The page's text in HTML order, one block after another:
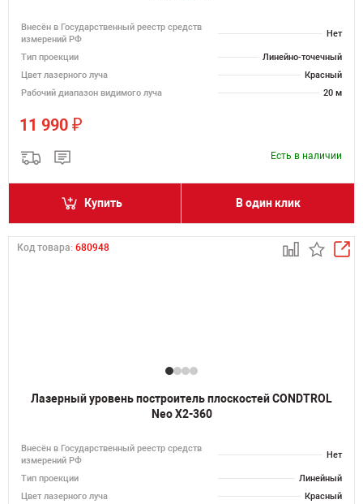
Внесён в Государственный реестр средств
измерений РФ
Нет
Тип проекции
Линейно-точечный
Цвет лазерного луча
Красный
Рабочий диапазон видимого луча
20 м
11 990 ₽
Есть в наличии
Купить В один клик
Код товара: 680948
Лазерный уровень построитель плоскостей CONDTROL
Neo X2-360
Внесён в Государственный реестр средств
измерений РФ
Нет
Тип проекции
Линейный
Цвет лазерного луча
Красный